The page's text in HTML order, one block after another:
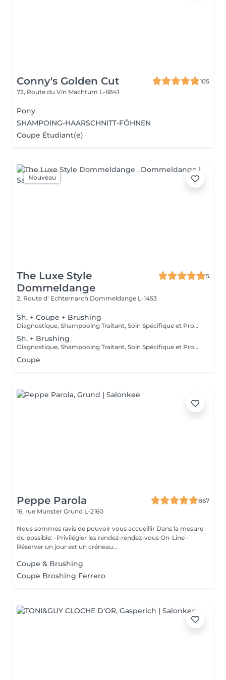
Conny's Golden Cut
105
73, Route du Vin Machtum L-6841
Pony
SHAMPOING-HAARSCHNITT-FÖHNEN
Coupe Étudiant(e)
Nouveau
The Luxe Style
Dommeldange
5
2, Route d' Echternarch Dommeldange L-1453
Sh. + Coupe + Brushing
Diagnostique, Shampooing Traitant, Soin Spécifique et Produits Coiffants inclus
Sh. + Brushing
Diagnostique, Shampooing Traitant, Soin Spécifique et Produits Coiffants inclus
Coupe
Peppe Parola
867
16, rue Munster Grund L-2160
Nous sommes ravis de pouvoir vous accueillir Dans la mesure
du possible: -Privilégier les rendez-rendez-vous On-Line -
Réserver un jour est un créneau...
Coupe & Brushing
Coupe Broshing Ferrero